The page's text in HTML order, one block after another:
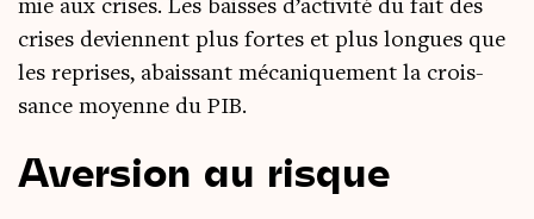
mie aux crises. Les baisses d’activité du fait des
crises deviennent plus fortes et plus longues que
les reprises, abais­sant méca­ni­que­ment la crois­
sance moyenne du PIB.
Aversion au risque